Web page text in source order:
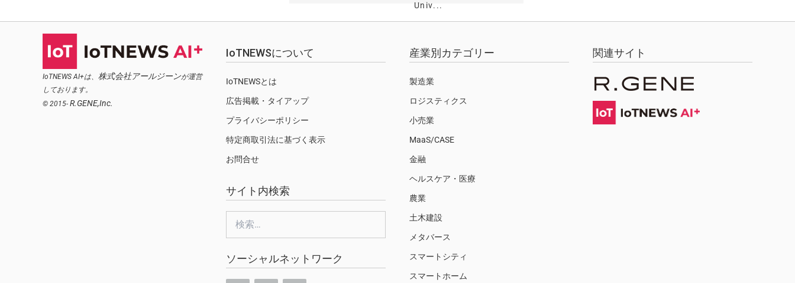
Univ...
IoTNEWS AI+は、 株式会社アールジーンが運営
しております。
© 2015- R.GENE,Inc.
IoTNEWSについて
IoTNEWSとは
広告掲載・タイアップ
プライバシーポリシー
特定商取引法に基づく表示
お問合せ
サイト内検索
索:
ソーシャルネットワーク
産業別カテゴリー
製造業
ロジスティクス
小売業
MaaS/CASE
金融
ヘルスケア・医療
農業
土木建設
メタバース
スマートシティ
スマートホーム
関連サイト